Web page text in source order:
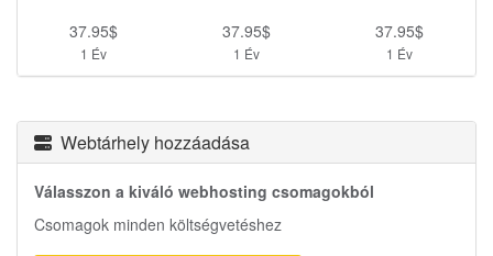
37.95$
1 Év
37.95$
1 Év
37.95$
1 Év
Webtárhely hozzáadása
Válasszon a kiváló webhosting csomagokból
Csomagok minden költségvetéshez